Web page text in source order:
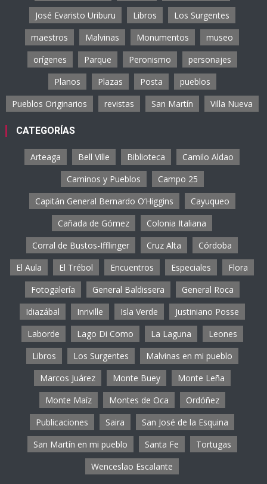
José Evaristo Uriburu
Libros
Los Surgentes
maestros
Malvinas Monumentos
museo
orígenes
Parque Peronismo
personajes
Planos
Plazas Posta
pueblos
Pueblos Originarios
revistas San Martín Villa Nueva
CATEGORÍAS
Arteaga Bell Ville Biblioteca
Camilo Aldao
Caminos y Pueblos
Campo 25
Capitán General Bernardo O’Higgins
Cayuqueo
Cañada de Gómez
Colonia Italiana
Corral de Bustos-Ifflinger
Cruz Alta
Córdoba
El Aula
El Trébol Encuentros Especiales
Flora
Fotogalería
General Baldissera
General Roca
Idiazábal
Inriville Isla Verde
Justiniano Posse
Laborde
Lago Di Como La Laguna
Leones
Libros
Los Surgentes
Malvinas en mi pueblo
Marcos Juárez
Monte Buey
Monte Leña
Monte Maíz
Montes de Oca
Ordóñez
Publicaciones
Saira
San José de la Esquina
San Martín en mi pueblo
Santa Fe
Tortugas
Wenceslao Escalante